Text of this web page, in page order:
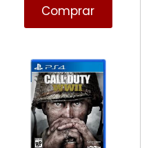
Comprar